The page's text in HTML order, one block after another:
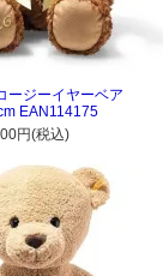
ージーイヤーベア
EAN114175
円(税込)